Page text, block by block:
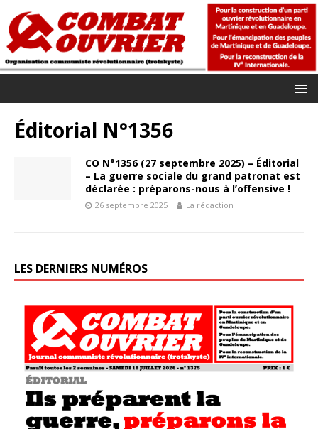
Éditorial N°1356
CO N°1356 (27 septembre 2025) – Éditorial
– La guerre sociale du grand patronat est
déclarée : préparons-nous à l’offensive !
26 septembre 2025 La rédaction
LES DERNIERS NUMÉROS